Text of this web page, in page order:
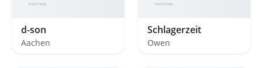
d-son
Aachen
Schlagerzeit
Owen